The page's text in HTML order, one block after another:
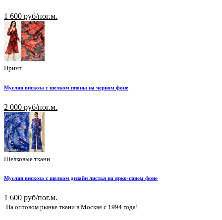
1 600 руб/пог.м.
Принт
Муслин вискоза с шелком пионы на черном фоне
2 000 руб/пог.м.
Шелковые ткани
Муслин вискоза с шелком дизайн листья на ярко-синем фоне
1 600 руб/пог.м.
На оптовом рынке ткани в Москве с 1994 года!